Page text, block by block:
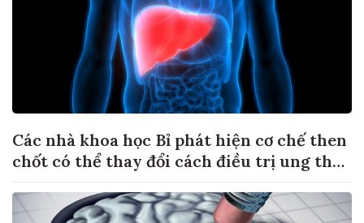
Các nhà khoa học Bỉ phát hiện cơ chế then
chốt có thể thay đổi cách điều trị ung thư